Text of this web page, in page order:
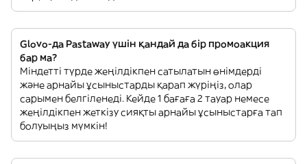
Glovo-да Pastaway үшін қандай да бір промоакция
бар ма?
Міндетті түрде жеңілдікпен сатылатын өнімдерді
және арнайы ұсыныстарды қарап жүріңіз, олар
сарымен белгіленеді. Кейде 1 бағаға 2 тауар немесе
жеңілдікпен жеткізу сияқты арнайы ұсыныстарға тап
болуыңыз мүмкін!